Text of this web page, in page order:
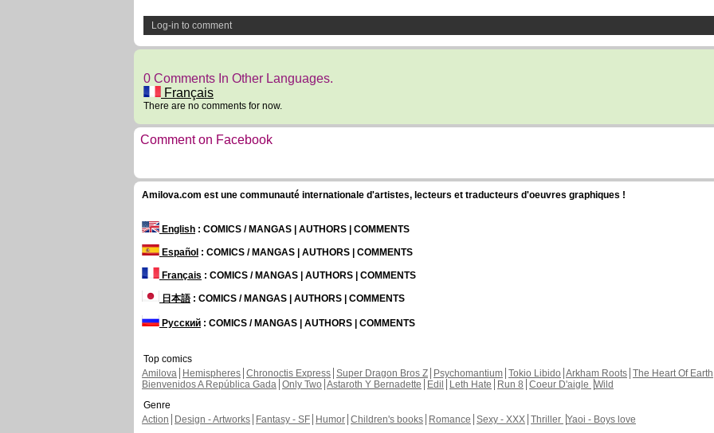
Log-in to comment
0 Comments In Other Languages.
Français
There are no comments for now.
Comment on Facebook
Amilova.com est une communauté internationale d'artistes, lecteurs et traducteurs d'oeuvres graphiques !
English : COMICS / MANGAS | AUTHORS | COMMENTS
Español : COMICS / MANGAS | AUTHORS | COMMENTS
Français : COMICS / MANGAS | AUTHORS | COMMENTS
日本語: COMICS / MANGAS | AUTHORS | COMMENTS
Русский : COMICS / MANGAS | AUTHORS | COMMENTS
Top comics
Amilova
Hemispheres Chronoctis Express Super Dragon Bros Z Psychomantium Tokio Libido Arkham Roots The Heart Of Earth
Bienvenidos A República Gada Only Two Astaroth Y Bernadette Edil Leth Hate Run 8 Coeur D'aigle Wild
Genre
Action
Design - Artworks Fantasy - SF Humor Children's books Romance Sexy - XXX Thriller Yaoi - Boys love